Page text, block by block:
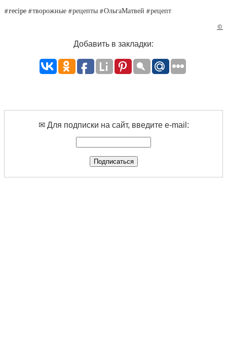
#recipe #творожные #рецепты #ОльгаМатвей #рецепт
©
Добавить в закладки:
✉ Для подписки на сайт, введите e-mail: